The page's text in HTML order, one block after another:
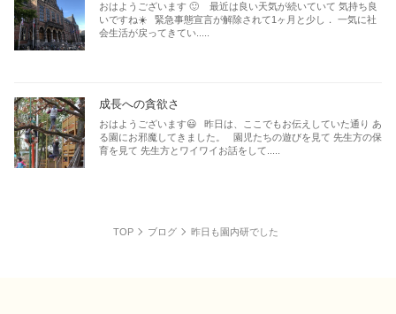
おはようございます 🙂 最近は良い天気が続いていて 気持ち良
いですね☀️ 緊急事態宣言が解除されて1ヶ月と少し． 一気に社
会生活が戻ってきてい.....
成長への貪欲さ
おはようございます😃 昨日は、ここでもお伝えしていた通り あ
る園にお邪魔してきました。 園児たちの遊びを見て 先生方の保
育を見て 先生方とワイワイお話をして.....
TOP ブログ 昨日も園内研でした